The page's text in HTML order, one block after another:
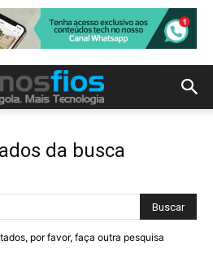
da busca
por favor, faça outra pesquisa